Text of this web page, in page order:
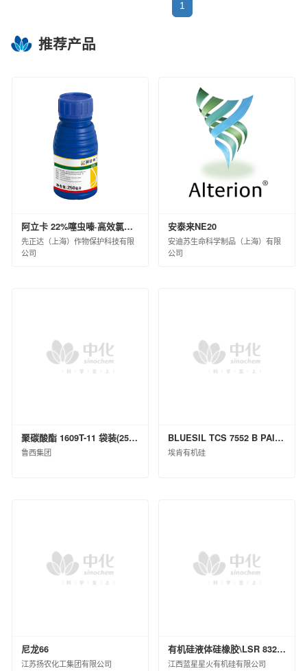
1
推荐产品
阿立卡 22%噻虫嗪·高效氯氟氰菊酯微囊悬浮-悬浮剂 8×60×10ML(白标)
先正达（上海）作物保护科技有限
公司
安泰来NE20
安迪苏生命科学制品（上海）有限
公司
聚碳酸酯 1609T-11 袋装(25kg)
鲁西集团
BLUESIL TCS 7552 B PAIL P 20KG
埃肯有机硅
尼龙66
江苏扬农化工集团有限公司
有机硅液体硅橡胶\LSR 8320 H B\桶装(KG)\200
江西蓝星星火有机硅有限公司